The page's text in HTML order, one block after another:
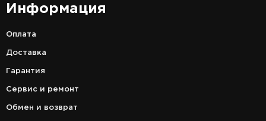
Информация
Оплата
Доставка
Гарантия
Сервис и ремонт
Обмен и возврат